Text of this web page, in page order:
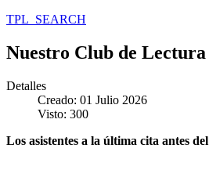
TPL_SEARCH
Nuestro Club de
Detalles
Creado: 01 Julio 2026
Visto: 300
Los asistentes a la última cita antes